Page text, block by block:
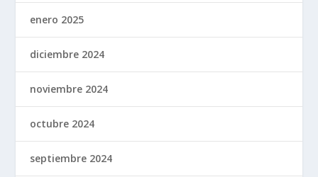
enero 2025
diciembre 2024
noviembre 2024
octubre 2024
septiembre 2024